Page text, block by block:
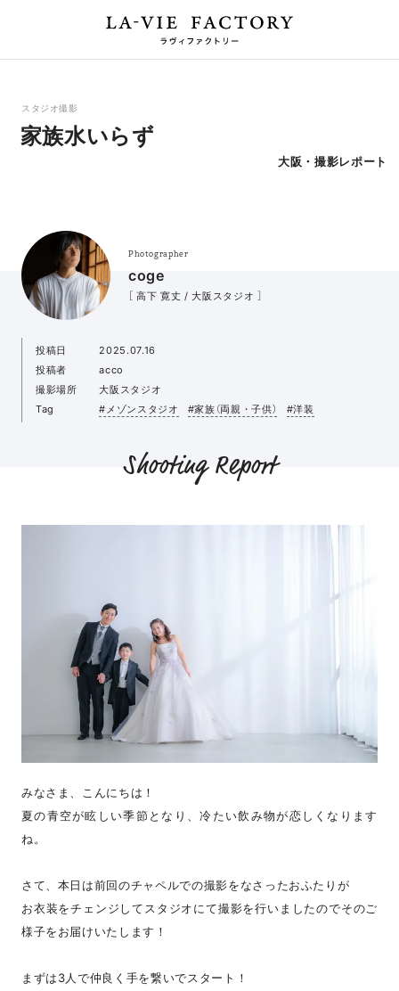
スタジオ撮影
家族水いらず
大阪・撮影レポート
Photographer
coge
［ 高下 寛丈 / 大阪スタジオ ］
投稿日
2025.07.16
投稿者
acco
撮影場所
大阪スタジオ
Tag
#メゾンスタジオ #家族（両親・子供） #洋装
Shooting Report
みなさま、こんにちは！
夏の青空が眩しい季節となり、冷たい飲み物が恋しくなります
ね。
さて、本日は前回のチャペルでの撮影をなさったおふたりが
お衣装をチェンジしてスタジオにて撮影を行いましたのでそのご
様子をお届けいたします！
まずは3人で仲良く手を繋いでスタート！